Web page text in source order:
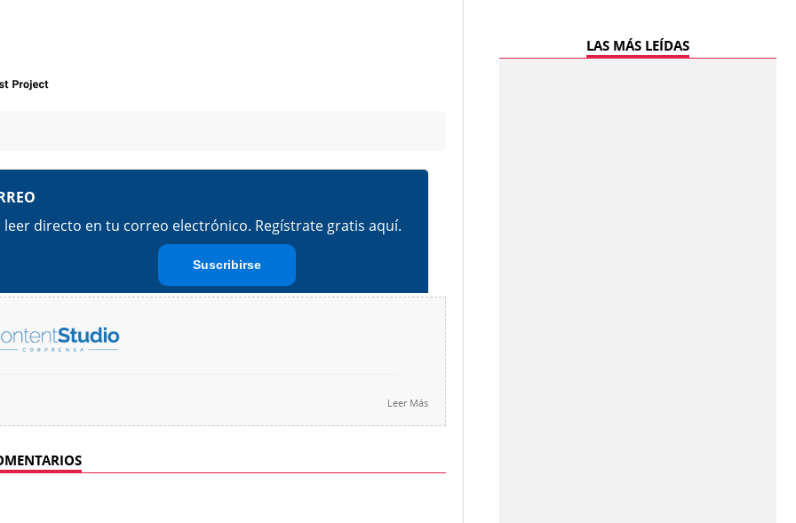
Leer Más
LAS MÁS LEÍDAS